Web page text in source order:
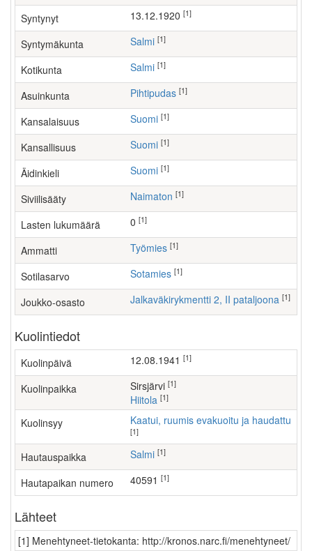
Syntynyt 13.12.1920 [1]
Syntymäkunta Salmi [1]
Kotikunta Salmi [1]
Asuinkunta Pihtipudas [1]
Kansalaisuus Suomi [1]
Kansallisuus Suomi [1]
Äidinkieli Suomi [1]
Siviilisääty Naimaton [1]
Lasten lukumäärä [1]
Ammatti työmies [1]
Sotilasarvo Sotamies [1]
Joukko-osasto Jalkaväkirykmentti 2, II pataljoona [1]
Kuolintiedot
Kuolinpäivä 12.08.1941 [1]
Kuolinpaikka Sirsjärvi [1]
Hiitola [1]
Kuolinsyy Kaatui, ruumis evakuoitu ja haudattu
[1]
Hautauspaikka Salmi [1]
Hautapaikan numero 40591 [1]
Lähteet
[1] Menehtyneet-tietokanta: http://kronos.narc.fi/menehtyneet/